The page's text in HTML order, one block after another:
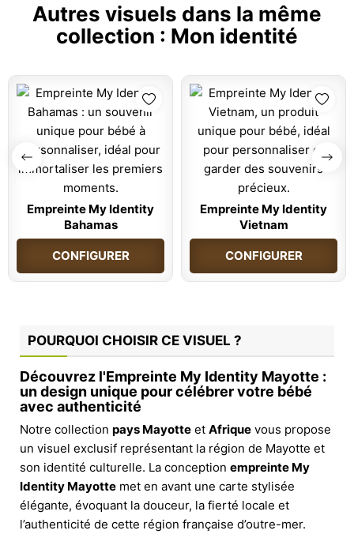
Autres visuels dans la même
collection : Mon identité
Empreinte My Identity
Bahamas
CONFIGURER
Empreinte My Identity
Vietnam
CONFIGURER
POURQUOI CHOISIR CE VISUEL ?
Découvrez l'Empreinte My Identity Mayotte :
un design unique pour célébrer votre bébé
avec authenticité
Notre collection pays Mayotte et Afrique vous propose
un visuel exclusif représentant la région de Mayotte et
son identité culturelle. La conception empreinte My
Identity Mayotte met en avant une carte stylisée
élégante, évoquant la douceur, la fierté locale et
l’authenticité de cette région française d’outre-mer.